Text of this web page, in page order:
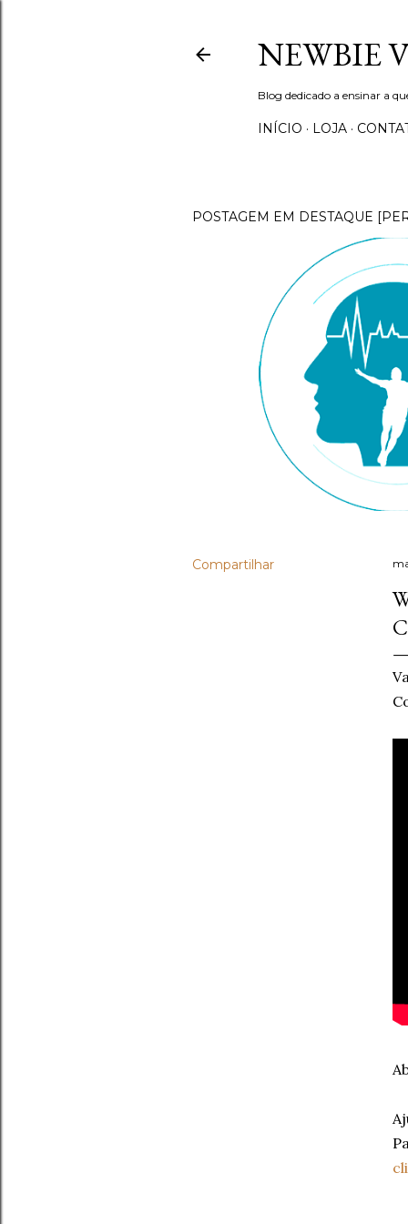
NEWBIE
Blog dedicado a ensinar a
INÍCIO LOJA
POSTAGEM EM DESTAQUE
Compartilhar